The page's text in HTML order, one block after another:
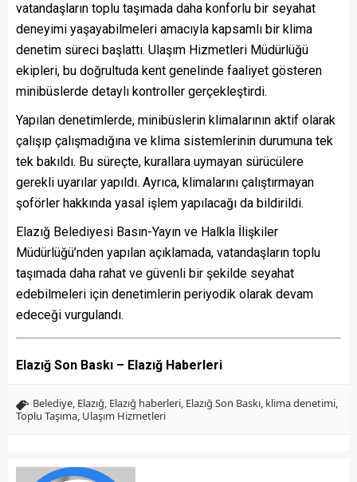
vatandaşların toplu taşımada daha konforlu bir seyahat
deneyimi yaşayabilmeleri amacıyla kapsamlı bir klima
denetim süreci başlattı. Ulaşım Hizmetleri Müdürlüğü
ekipleri, bu doğrultuda kent genelinde faaliyet gösteren
minibüslerde detaylı kontroller gerçekleştirdi.
Yapılan denetimlerde, minibüslerin klimalarının aktif olarak
çalışıp çalışmadığına ve klima sistemlerinin durumuna tek
tek bakıldı. Bu süreçte, kurallara uymayan sürücülere
gerekli uyarılar yapıldı. Ayrıca, klimalarını çalıştırmayan
şoförler hakkında yasal işlem yapılacağı da bildirildi.
Elazığ Belediyesi Basın-Yayın ve Halkla İlişkiler
Müdürlüğü’nden yapılan açıklamada, vatandaşların toplu
taşımada daha rahat ve güvenli bir şekilde seyahat
edebilmeleri için denetimlerin periyodik olarak devam
edeceği vurgulandı.
Elazığ Son Baskı – Elazığ Haberleri
Belediye, Elazığ, Elazığ haberleri, Elazığ Son Baskı, klima denetimi,
Toplu Taşıma, Ulaşım Hizmetleri